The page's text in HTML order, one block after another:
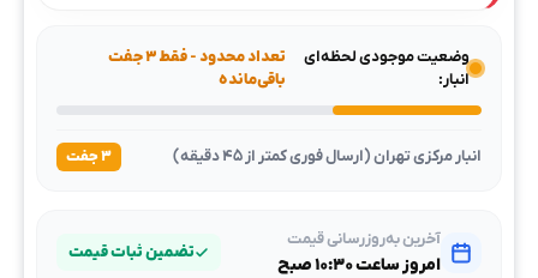
وضعیت موجودی لحظه‌ای
انبار:
تعداد محدود - فقط ۳ جفت
باقی‌مانده
انبار مرکزی تهران (ارسال فوری کمتر از ۴۵ دقیقه) ۳ جفت
آخرین به‌روزرسانی قیمت
امروز ساعت ۱۰:۳۰ صبح
تضمین ثبات قیمت